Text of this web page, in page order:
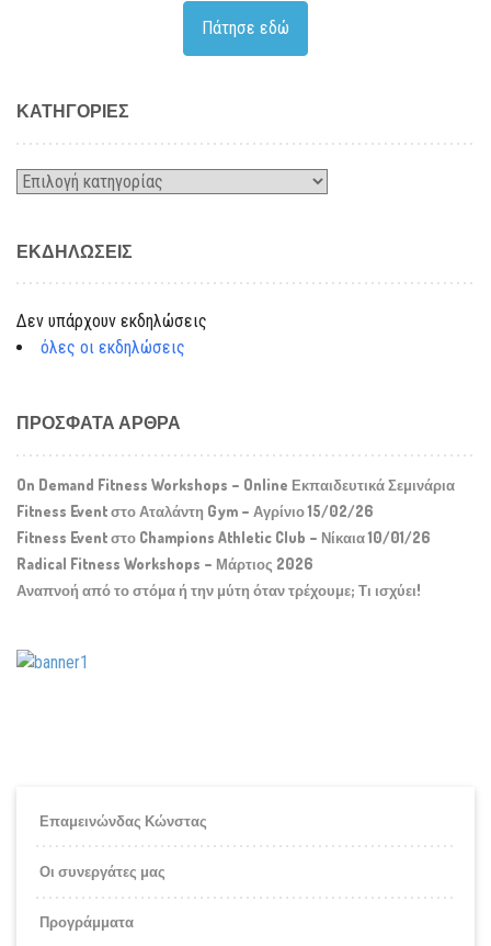
Πάτησε εδώ
KΑΤΗΓΟΡΊΕΣ
Kατηγορίες
ΕΚΔΗΛΏΣΕΙΣ
Δεν υπάρχουν εκδηλώσεις
όλες οι εκδηλώσεις
ΠΡΌΣΦΑΤΑ ΆΡΘΡΑ
On Demand Fitness Workshops – Online Εκπαιδευτικά Σεμινάρια
Fitness Event στο Αταλάντη Gym – Αγρίνιο 15/02/26
Fitness Event στο Champions Athletic Club – Νίκαια 10/01/26
Radical Fitness Workshops – Μάρτιος 2026
Αναπνοή από το στόμα ή την μύτη όταν τρέχουμε; Τι ισχύει!
Επαμεινώνδας Κώνστας
Οι συνεργάτες μας
Προγράμματα